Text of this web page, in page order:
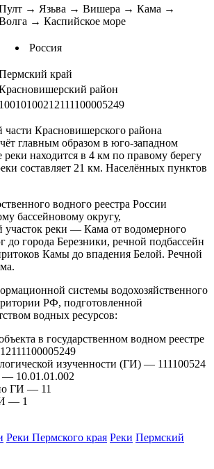
→ Язьва → Вишера → Кама →
→ Каспийское море
Россия
край
район
10010100212111100005249
Красновишерского района
главным образом в юго-западном
реки находится в 4 км по правому берегу
составляет 21 км. Населённых пунктов
водного реестра России
бассейновому округу,
участок реки — Кама от водомерного
до города Березники, речной подбассейн
Камы до впадения Белой. Речной
системы водохозяйственного
РФ, подготовленной
водных ресурсов:
в государственном водном реестре
изученности (ГИ) — 111100524
— 10.01.01.002
ГИ — 11
— 1
Реки Пермского края Реки Пермский